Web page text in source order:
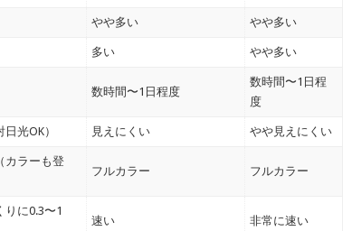
やや多い やや多い
多い やや多い
数時間〜1日程度
数時間〜1日程
度
光OK） 見えにくい やや見えにくい
カラーも登
フルカラー フルカラー
りに0.3〜1
速い 非常に速い